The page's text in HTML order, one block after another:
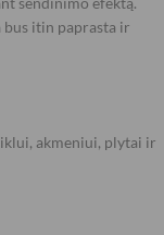
bus itin paprasta ir
akmeniui, plytai ir